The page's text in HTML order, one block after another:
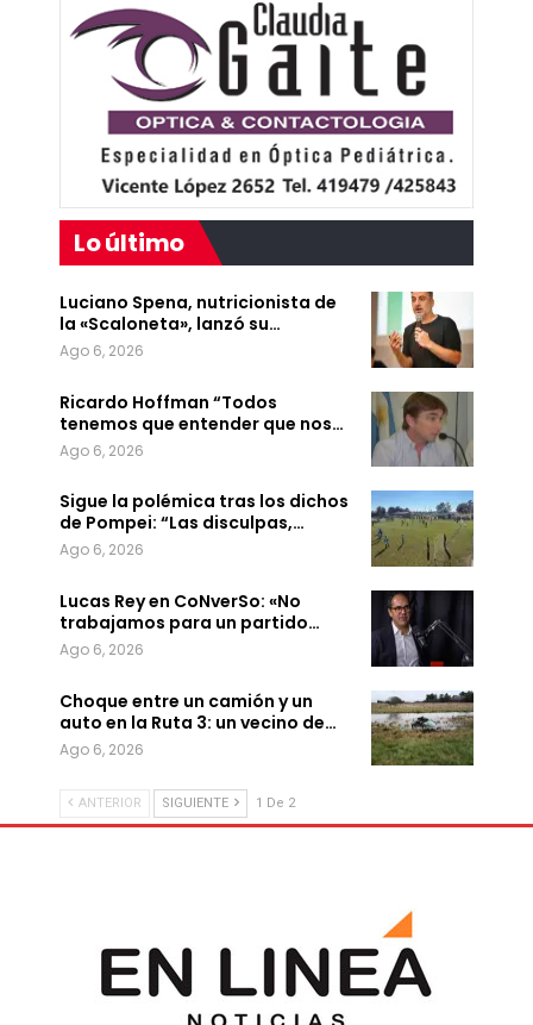
Lo último
Luciano Spena, nutricionista de
la «Scaloneta», lanzó su…
Ago 6, 2026
Ricardo Hoffman “Todos
tenemos que entender que nos…
Ago 6, 2026
Sigue la polémica tras los dichos
de Pompei: “Las disculpas,…
Ago 6, 2026
Lucas Rey en CoNverSo: «No
trabajamos para un partido…
Ago 6, 2026
Choque entre un camión y un
auto en la Ruta 3: un vecino de…
Ago 6, 2026
ANTERIOR SIGUIENTE 1 De 2